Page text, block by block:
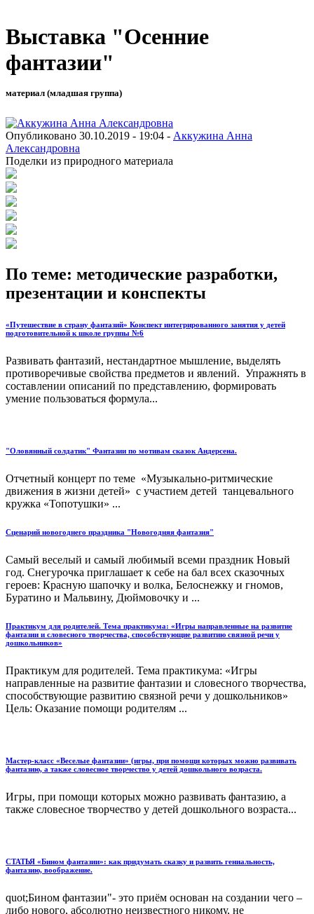
Выставка "Осенние
фантазии"
материал (младшая группа)
Опубликовано 30.10.2019 - 19:04 - Аккужина Анна
Александровна
Поделки из природного материала
По теме: методические разработки,
презентации и конспекты
«Путешествие в страну фантазий» Конспект интегрированного занятия у детей
подготовительной к школе группы №6
Развивать фантазий, нестандартное мышление, выделять
противоречивые свойства предметов и явлений. Упражнять в
составлении описаний по представлению, формировать
умение пользоваться формула...
"Оловянный солдатик" Фантазии по мотивам сказок Андерсена.
Отчетный концерт по теме «Музыкально-ритмические
движения в жизни детей» с участием детей танцевального
кружка «Топотушки» ...
Сценарий новогоднего праздника "Новогодняя фантазия"
Самый веселый и самый любимый всеми праздник Новый
год. Снегурочка приглашает к себе на бал всех сказочных
героев: Красную шапочку и волка, Белоснежку и гномов,
Буратино и Мальвину, Дюймовочку и ...
Практикум для родителей. Тема практикума: «Игры направленные на развитие
фантазии и словесного творчества, способствующие развитию связной речи у
дошкольников»
Практикум для родителей. Тема практикума: «Игры
направленные на развитие фантазии и словесного творчества,
способствующие развитию связной речи у дошкольников»
Цель: Оказание помощи родителям ...
Мастер-класс «Веселые фантазии» (игры, при помощи которых можно развивать
фантазию, а также словесное творчество у детей дошкольного возраста.
Игры, при помощи которых можно развивать фантазию, а
также словесное творчество у детей дошкольного возраста...
СТАТЬЯ «Бином фантазии»: как придумать сказку и развить гениальность,
фантазию, воображение.
quot;Бином фантазии"- это приём основан на создании чего –
либо нового, абсолютно неизвестного никому, не